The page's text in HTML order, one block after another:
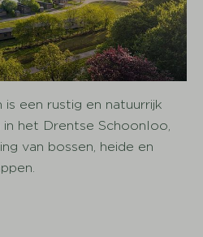
een rustig en natuurrijk
het Drentse Schoonloo,
van bossen, heide en